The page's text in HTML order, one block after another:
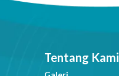
Tentang Kami